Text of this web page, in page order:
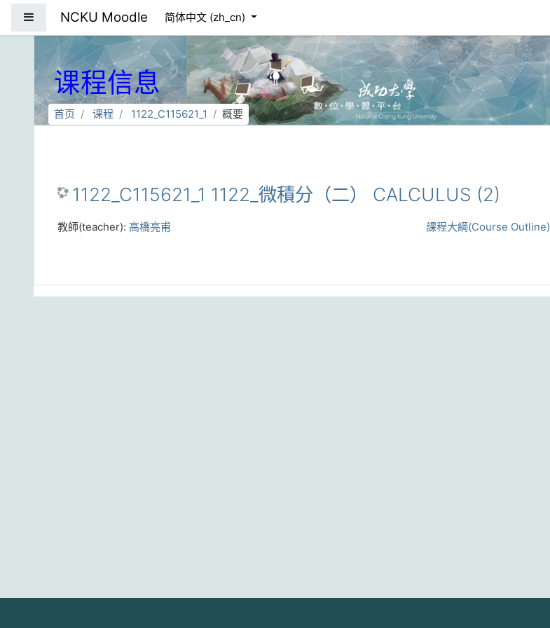
停靠面板NCKU Moodle 简体中文 ‎(zh_cn)‎
课程信息
首页 课程 1122_C115621_1 概要
1122_C115621_1 1122_微積分（二） CALCULUS (2)
課程大綱(Course Outline)
教師(teacher): 高橋亮甫